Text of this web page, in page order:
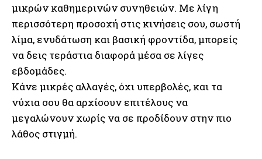
μικρών καθημερινών συνηθειών. Με λίγη
περισσότερη προσοχή στις κινήσεις σου, σωστή
λίμα, ενυδάτωση και βασική φροντίδα, μπορείς
να δεις τεράστια διαφορά μέσα σε λίγες
εβδομάδες.
Κάνε μικρές αλλαγές, όχι υπερβολές, και τα
νύχια σου θα αρχίσουν επιτέλους να
μεγαλώνουν χωρίς να σε προδίδουν στην πιο
λάθος στιγμή.